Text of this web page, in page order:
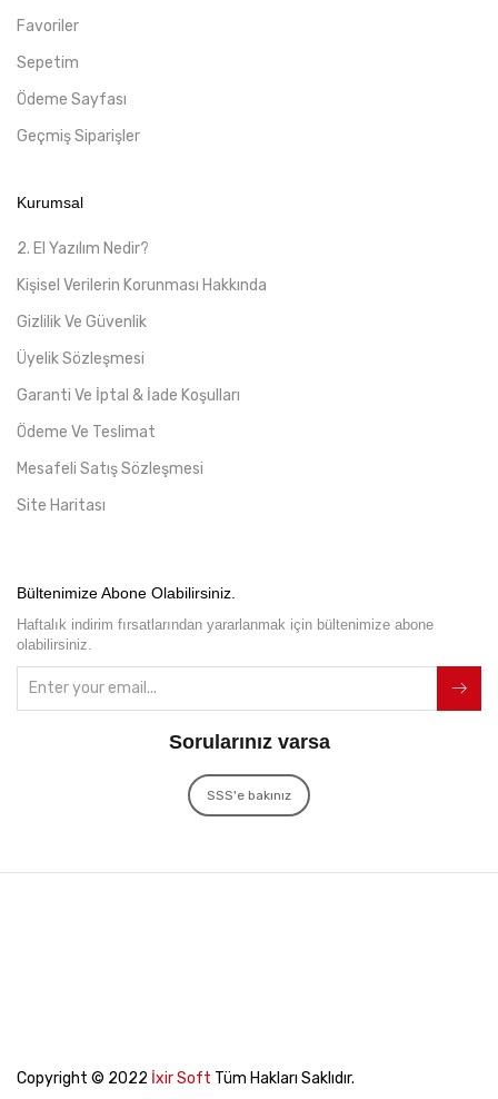
Favoriler
Sepetim
Ödeme Sayfası
Geçmiş Siparişler
Kurumsal
2. El Yazılım Nedir?
Kişisel Verilerin Korunması Hakkında
Gizlilik Ve Güvenlik
Üyelik Sözleşmesi
Garanti Ve İptal & İade Koşulları
Ödeme Ve Teslimat
Mesafeli Satış Sözleşmesi
Site Haritası
Bültenimize Abone Olabilirsiniz.
Haftalık indirim fırsatlarından yararlanmak için bültenimize abone
olabilirsiniz.
Sorularınız varsa
SSS'e bakınız
Copyright © 2022 İxir Soft Tüm Hakları Saklıdır.